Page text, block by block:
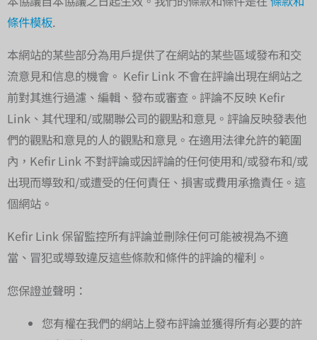
條件模板.
本網站的某些部分為用戶提供了在網站的某些區域發布和交
流意見和信息的機會。 Kefir Link 不會在評論出現在網站之
前對其進行過濾、編輯、發布或審查。評論不反映 Kefir
Link、其代理和/或關聯公司的觀點和意見。評論反映發表他
們的觀點和意見的人的觀點和意見。在適用法律允許的範圍
內，Kefir Link 不對評論或因評論的任何使用和/或發布和/或
出現而導致和/或遭受的任何責任、損害或費用承擔責任。這
個網站。
Kefir Link 保留監控所有評論並刪除任何可能被視為不適
當、冒犯或導致違反這些條款和條件的評論的權利。
您保證並聲明：
您有權在我們的網站上發布評論並獲得所有必要的許